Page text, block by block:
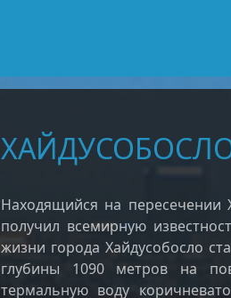
Находящийся на пересечении
получил всемирную
жизни города Хайдусобосло
глубины 1090 метров на
термальную воду